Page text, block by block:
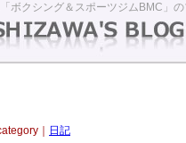
ボクシング＆スポーツジムBMC」
｜ 日記